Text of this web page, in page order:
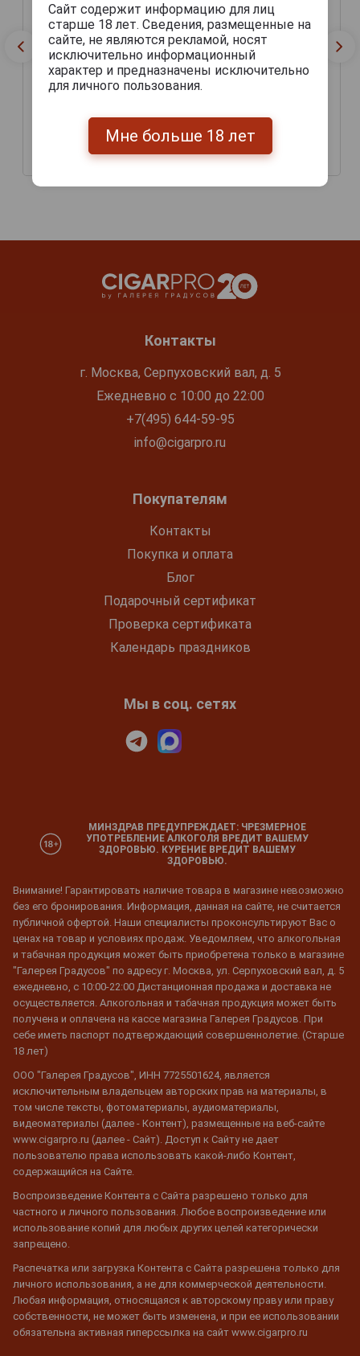
Lindemans Apple Пиво
Линдеманс Эпл 0.25л
328 руб.
Пиво Линдеманс
Фрамбуа 0.25л
387 руб.
Контакты
г. Москва, Серпуховский вал, д. 5
Ежедневно с 10:00 до 22:00
+7(495) 644-59-95
info@cigarpro.ru
Покупателям
Контакты
Покупка и оплата
Блог
Подарочный сертификат
Проверка сертификата
Календарь праздников
Мы в соц. сетях
МИНЗДРАВ ПРЕДУПРЕЖДАЕТ: ЧРЕЗМЕРНОЕ
УПОТРЕБЛЕНИЕ АЛКОГОЛЯ ВРЕДИТ ВАШЕМУ
ЗДОРОВЬЮ. КУРЕНИЕ ВРЕДИТ ВАШЕМУ
ЗДОРОВЬЮ.
Внимание! Гарантировать наличие товара в магазине невозможно
без его бронирования. Информация, данная на сайте, не считается
публичной офертой. Наши специалисты проконсультируют Вас о
ценах на товар и условиях продаж. Уведомляем, что алкогольная
и табачная продукция может быть приобретена только в магазине
"Галерея Градусов" по адресу г. Москва, ул. Серпуховский вал, д. 5
ежедневно, с 10:00-22:00 Дистанционная продажа и доставка не
осуществляется. Алкогольная и табачная продукция может быть
получена и оплачена на кассе магазина Галерея Градусов. При
себе иметь паспорт подтверждающий совершеннолетие. (Старше
18 лет)
ООО "Галерея Градусов", ИНН 7725501624, является
исключительным владельцем авторских прав на материалы, в
том числе тексты, фотоматериалы, аудиоматериалы,
видеоматериалы (далее - Контент), размещенные на веб-сайте
www.cigarpro.ru (далее - Сайт). Доступ к Сайту не дает
пользователю права использовать какой-либо Контент,
содержащийся на Сайте.
Воспроизведение Контента с Сайта разрешено только для
частного и личного пользования. Любое воспроизведение или
использование копий для любых других целей категорически
запрещено.
Распечатка или загрузка Контента с Сайта разрешена только для
личного использования, а не для коммерческой деятельности.
Любая информация, относящаяся к авторскому праву или праву
собственности, не может быть изменена, и при ее использовании
обязательна активная гиперссылка на сайт www.cigarpro.ru
Сайт содержит информацию для лиц
старше 18 лет. Сведения, размещенные на
сайте, не являются рекламой, носят
исключительно информационный
характер и предназначены исключительно
для личного пользования.
Мне больше 18 лет